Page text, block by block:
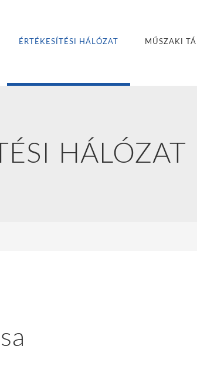
ÉRTÉKESÍTÉSI HÁLÓZAT MŰSZAKI
HÁLÓZAT